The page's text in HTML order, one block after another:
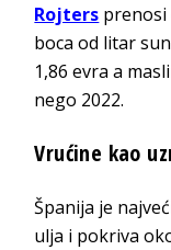
Rojters prenosi
boca od litar
1,86 evra a
nego 2022.
Vrućine kao
Španija je
ulja i pokriva